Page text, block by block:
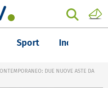
Sport Inchieste
DUE NUOVE ASTE DA